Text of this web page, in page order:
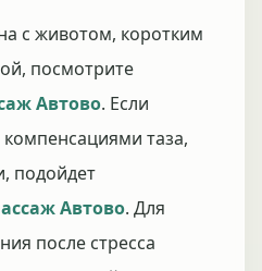
с животом, коротким
посмотрите
Автово. Если
таза,
подойдет
Автово. Для
после стресса